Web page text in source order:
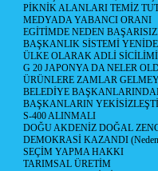
PİKNİK ALANLARI TEMİZ
MEDYADA YABANCI ORANI
EGİTİMDE NEDEN
BAŞKANLIK SİSTEMİ
ÜLKE OLARAK ADLİ
G 20 JAPONYA DA NELER
ÜRÜNLERE ZAMLAR
BELEDİYE
BAŞKANLARIN
S-400 ALINMALI
DOĞU AKDENİZ DOĞAL
DEMOKRASİ KAZANDI (Neden
SEÇİM YAPMA HAKKI
TARIMSAL ÜRETİM